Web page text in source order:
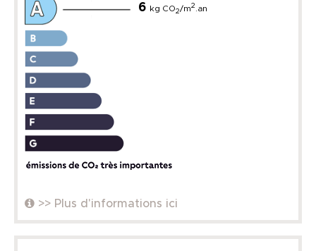
6 kg CO2/m2 .an
>> Plus d'informations ici